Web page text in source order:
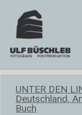
UNTER DEN
Deutschland,
Buch